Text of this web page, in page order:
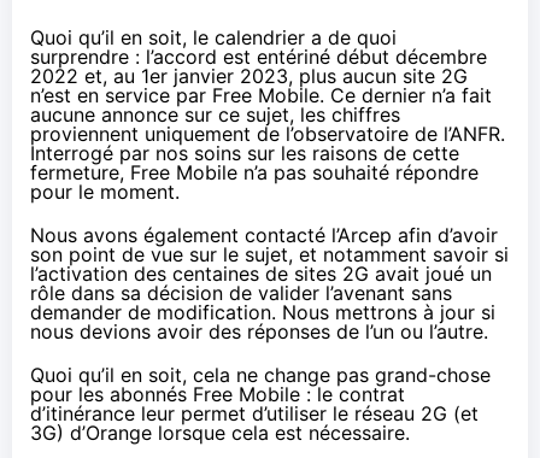
Quoi qu’il en soit, le calendrier a de quoi
surprendre : l’accord est entériné début décembre
2022 et, au 1er janvier 2023, plus aucun site 2G
n’est en service par Free Mobile. Ce dernier n’a fait
aucune annonce sur ce sujet, les chiffres
proviennent uniquement de l’observatoire de l’ANFR.
Interrogé par nos soins sur les raisons de cette
fermeture, Free Mobile n’a pas souhaité répondre
pour le moment.
Nous avons également contacté l’Arcep afin d’avoir
son point de vue sur le sujet, et notamment savoir si
l’activation des centaines de sites 2G avait joué un
rôle dans sa décision de valider l’avenant sans
demander de modification. Nous mettrons à jour si
nous devions avoir des réponses de l’un ou l’autre.
Quoi qu’il en soit, cela ne change pas grand-chose
pour les abonnés Free Mobile : le contrat
d’itinérance leur permet d’utiliser le réseau 2G (et
3G) d’Orange lorsque cela est nécessaire.